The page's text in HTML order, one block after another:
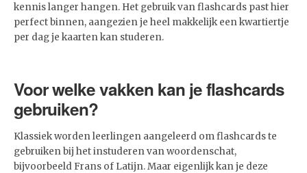
kennis langer hangen. Het gebruik van flashcards past hier
perfect binnen, aangezien je heel makkelijk een kwartiertje
per dag je kaarten kan studeren.
Voor welke vakken kan je flashcards
gebruiken?
Klassiek worden leerlingen aangeleerd om flashcards te
gebruiken bij het instuderen van woordenschat,
bijvoorbeeld Frans of Latijn. Maar eigenlijk kan je deze